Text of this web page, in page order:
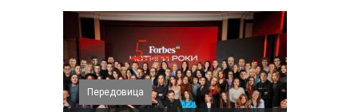
Передовица